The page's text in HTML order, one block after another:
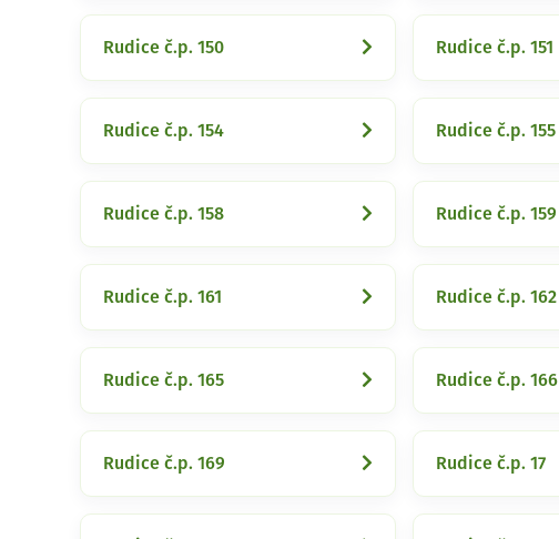
Rudice č.p. 150 Rudice č.p. 151
Rudice č.p. 154 Rudice č.p. 155
Rudice č.p. 158 Rudice č.p. 159
Rudice č.p. 161 Rudice č.p. 162
Rudice č.p. 165 Rudice č.p. 166
Rudice č.p. 169 Rudice č.p. 17